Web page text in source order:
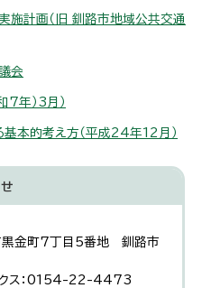
施計画（旧 釧路市地域公共交通
会
7年）3月）
基本的考え方（平成24年12月）
金町7丁目5番地 釧路市
ス：0154-22-4473